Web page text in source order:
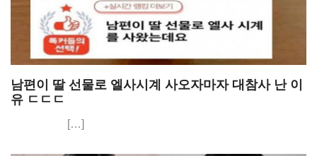
남편이 딸 선물로 엘사시계 사오자마자 대참사 난 이
유 ㄷㄷㄷ
[…]